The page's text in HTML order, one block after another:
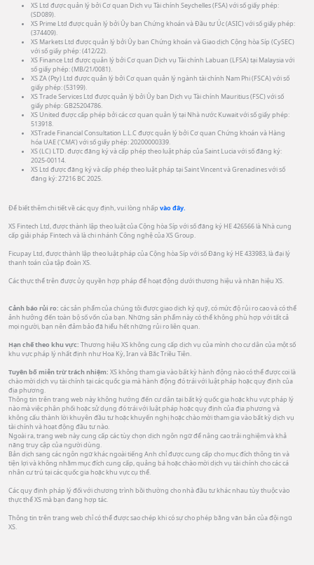
XS Ltd được quản lý bởi Cơ quan Dịch vụ Tài chính Seychelles (FSA) với số giấy phép:
(SD089).
XS Prime Ltd được quản lý bởi Ủy ban Chứng khoán và Đầu tư Úc (ASIC) với số giấy phép:
(374409).
XS Markets Ltd được quản lý bởi Ủy ban Chứng khoán và Giao dịch Cộng hòa Síp (CySEC)
với số giấy phép: (412/22).
XS Finance Ltd được quản lý bởi Cơ quan Dịch vụ Tài chính Labuan (LFSA) tại Malaysia với
số giấy phép: (MB/21/0081).
XS ZA (Pty) Ltd được quản lý bởi Cơ quan quản lý ngành tài chính Nam Phi (FSCA) với số
giấy phép: (53199).
XS Trade Services Ltd được quản lý bởi Ủy ban Dịch vụ Tài chính Mauritius (FSC) với số
giấy phép: GB25204786.
XS United được cấp phép bởi các cơ quan quản lý tại Nhà nước Kuwait với số giấy phép:
513918.
XSTrade Financial Consultation L.L.C được quản lý bởi Cơ quan Chứng khoán và Hàng
hóa UAE (‘CMA’) với số giấy phép: 20200000339.
XS (LC) LTD. được đăng ký và cấp phép theo luật pháp của Saint Lucia với số đăng ký:
2025-00114.
XS Ltd được đăng ký và cấp phép theo luật pháp tại Saint Vincent và Grenadines với số
đăng ký: 27216 BC 2025.
Để biết thêm chi tiết về các quy định, vui lòng nhấp vào đây.
XS Fintech Ltd, được thành lập theo luật của Cộng hòa Síp với số đăng ký HE 426566 là Nhà cung
cấp giải pháp Fintech và là chi nhánh Công nghệ của XS Group.
Ficupay Ltd, được thành lập theo luật pháp của Cộng hòa Síp với số Đăng ký HE 433983, là đại lý
thanh toán của tập đoàn XS.
Các thực thể trên được ủy quyền hợp pháp để hoạt động dưới thương hiệu và nhãn hiệu XS.
Cảnh báo rủi ro: các sản phẩm của chúng tôi được giao dịch ký quỹ, có mức độ rủi ro cao và có thể
ảnh hưởng đến toàn bộ số vốn của bạn. Những sản phẩm này có thể không phù hợp với tất cả
mọi người, bạn nên đảm bảo đã hiểu hết những rủi ro liên quan.
Hạn chế theo khu vực: Thương hiệu XS không cung cấp dịch vụ của mình cho cư dân của một số
khu vực pháp lý nhất định như Hoa Kỳ, Iran và Bắc Triều Tiên.
Tuyên bố miễn trừ trách nhiệm: XS không tham gia vào bất kỳ hành động nào có thể được coi là
chào mời dịch vụ tài chính tại các quốc gia mà hành động đó trái với luật pháp hoặc quy định của
địa phương.
Thông tin trên trang web này không hướng đến cư dân tại bất kỳ quốc gia hoặc khu vực pháp lý
nào mà việc phân phối hoặc sử dụng đó trái với luật pháp hoặc quy định của địa phương và
không cấu thành lời khuyên đầu tư hoặc khuyến nghị hoặc chào mời tham gia vào bất kỳ dịch vụ
tài chính và hoạt động đầu tư nào.
Ngoài ra, trang web này cung cấp các tùy chọn dịch ngôn ngữ để nâng cao trải nghiệm và khả
năng truy cập của người dùng.
Bản dịch sang các ngôn ngữ khác ngoài tiếng Anh chỉ được cung cấp cho mục đích thông tin và
tiện lợi và không nhằm mục đích cung cấp, quảng bá hoặc chào mời dịch vụ tài chính cho các cá
nhân cư trú tại các quốc gia hoặc khu vực cụ thể.
Các quy định pháp lý đối với chương trình bồi thường cho nhà đầu tư khác nhau tùy thuộc vào
thực thể XS mà bạn đang hợp tác.
Thông tin trên trang web chỉ có thể được sao chép khi có sự cho phép bằng văn bản của đội ngũ
XS.